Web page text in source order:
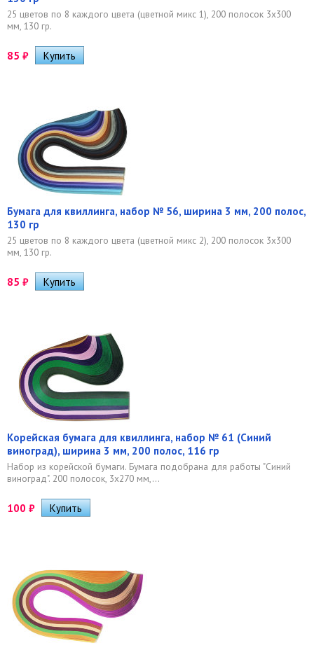
25 цветов по 8 каждого цвета (цветной микс 1), 200 полосок 3х300
мм, 130 гр.
85 ₽
Бумага для квиллинга, набор № 56, ширина 3 мм, 200 полос,
130 гр
25 цветов по 8 каждого цвета (цветной микс 2), 200 полосок 3х300
мм, 130 гр.
85 ₽
Корейская бумага для квиллинга, набор № 61 (Синий
виноград), ширина 3 мм, 200 полос, 116 гр
Набор из корейской бумаги. Бумага подобрана для работы "Синий
виноград". 200 полосок, 3х270 мм,...
100 ₽